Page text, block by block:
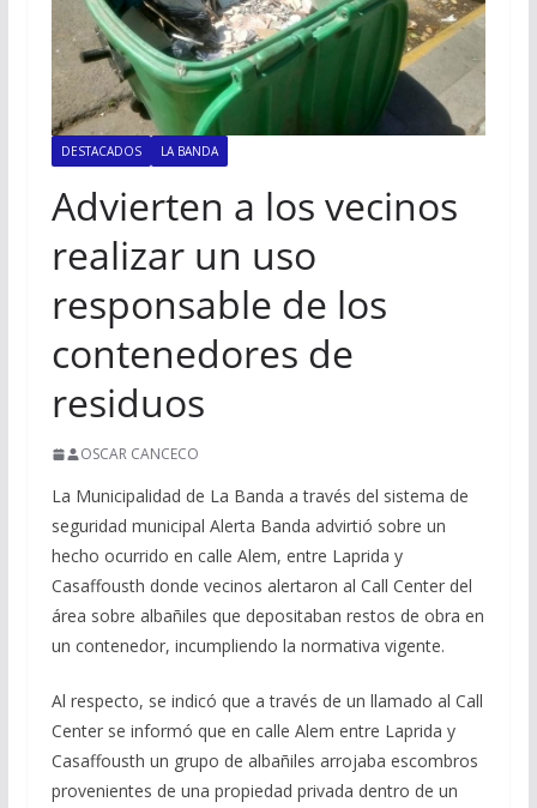
DESTACADOS LA BANDA
Advierten a los vecinos
realizar un uso
responsable de los
contenedores de
residuos
OSCAR CANCECO
La Municipalidad de La Banda a través del sistema de
seguridad municipal Alerta Banda advirtió sobre un
hecho ocurrido en calle Alem, entre Laprida y
Casaffousth donde vecinos alertaron al Call Center del
área sobre albañiles que depositaban restos de obra en
un contenedor, incumpliendo la normativa vigente.
Al respecto, se indicó que a través de un llamado al Call
Center se informó que en calle Alem entre Laprida y
Casaffousth un grupo de albañiles arrojaba escombros
provenientes de una propiedad privada dentro de un